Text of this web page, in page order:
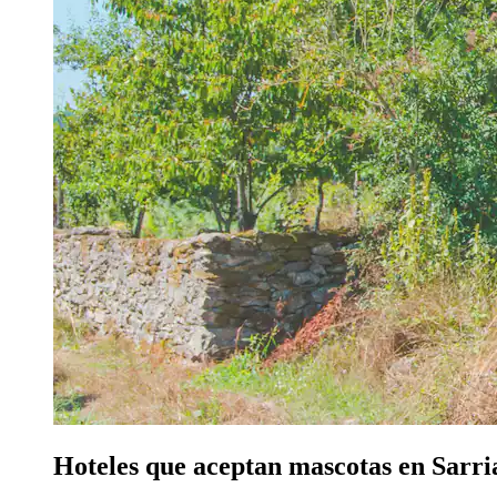
Hoteles que aceptan mascotas en